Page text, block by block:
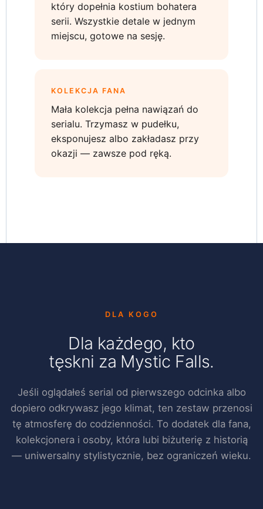
który dopełnia kostium bohatera
serii. Wszystkie detale w jednym
miejscu, gotowe na sesję.
KOLEKCJA FANA
Mała kolekcja pełna nawiązań do
serialu. Trzymasz w pudełku,
eksponujesz albo zakładasz przy
okazji — zawsze pod ręką.
DLA KOGO
Dla każdego, kto
tęskni za Mystic Falls.
Jeśli oglądałeś serial od pierwszego odcinka albo
dopiero odkrywasz jego klimat, ten zestaw przenosi
tę atmosferę do codzienności. To dodatek dla fana,
kolekcjonera i osoby, która lubi biżuterię z historią
— uniwersalny stylistycznie, bez ograniczeń wieku.